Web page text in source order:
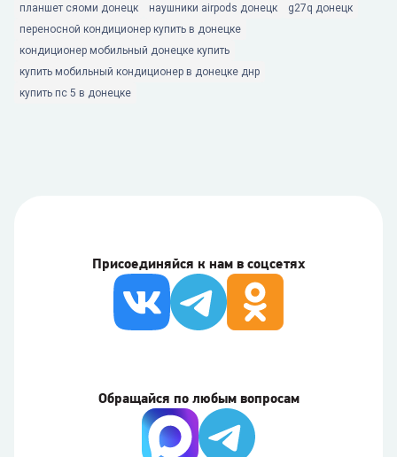
планшет сяоми донецк
наушники airpods донецк
g27q донецк
переносной кондиционер купить в донецке
кондиционер мобильный донецке купить
купить мобильный кондиционер в донецке днр
купить пс 5 в донецке
Присоединяйся к нам в соцсетях
Обращайся по любым вопросам